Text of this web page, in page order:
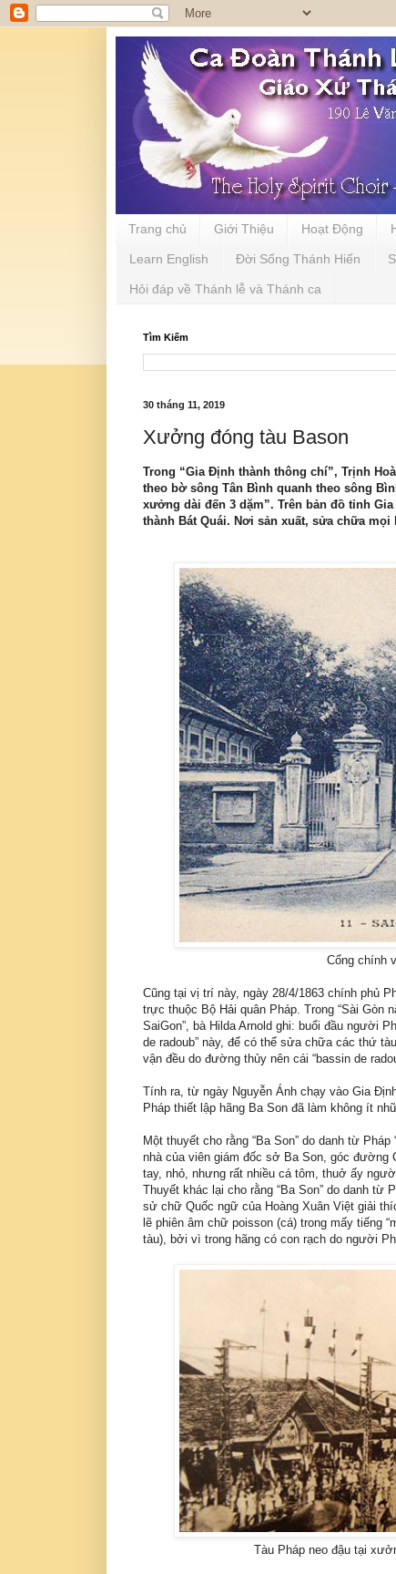
Trang chủ Giới Thiệu Hoạt Động
Learn English Đời Sống Thánh Hiến
Hỏi đáp về Thánh lễ và Thánh ca
Tìm Kiếm
30 tháng 11, 2019
Xưởng đóng tàu Bason
Trong “Gia Định thành thông chí”, Trịnh
theo bờ sông Tân Bình quanh theo sông
xưởng dài đến 3 dặm”. Trên bản đồ tỉnh
thành Bát Quái. Nơi sản xuất, sửa chữa mọi
Cổng chính
Cũng tại vị trí này, ngày 28/4/1863 chính phủ
trực thuộc Bộ Hải quân Pháp. Trong “Sài Gòn
SaiGon”, bà Hilda Arnold ghi: buổi đầu người
de radoub” này, để có thể sửa chữa các thứ
vận đều do đường thủy nên cái “bassin de
Tính ra, từ ngày Nguyễn Ánh chạy vào Gia
Pháp thiết lập hãng Ba Son đã làm không ít
Một thuyết cho rằng “Ba Son” do danh từ
nhà của viên giám đốc sở Ba Son, góc đường
tay, nhỏ, nhưng rất nhiều cá tôm, thuở ấy
Thuyết khác lại cho rằng “Ba Son” do danh từ
sử chữ Quốc ngữ của Hoàng Xuân Việt giải
lẽ phiên âm chữ poisson (cá) trong mấy tiếng
tàu), bởi vì trong hãng có con rạch do người
Tàu Pháp neo đậu tại